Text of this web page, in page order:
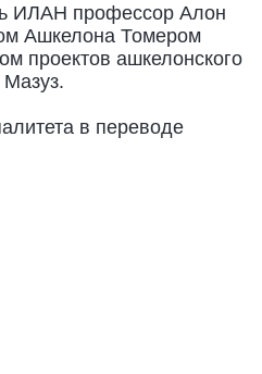
ИЛАН профессор Алон
Ашкелона Томером
проектов ашкелонского
в переводе